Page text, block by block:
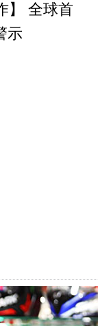
】 全球首
示